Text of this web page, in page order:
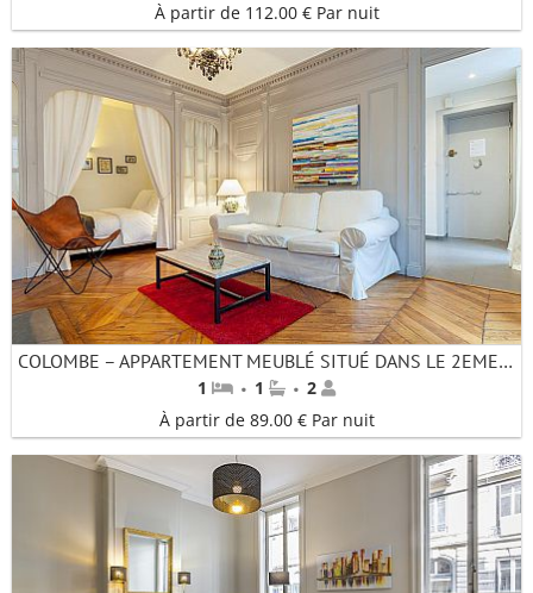
À partir de 112.00 € Par nuit
COLOMBE – APPARTEMENT MEUBLÉ SITUÉ DANS LE 2EME ARRONDISSEMENT
1 · 1 · 2
À partir de 89.00 € Par nuit